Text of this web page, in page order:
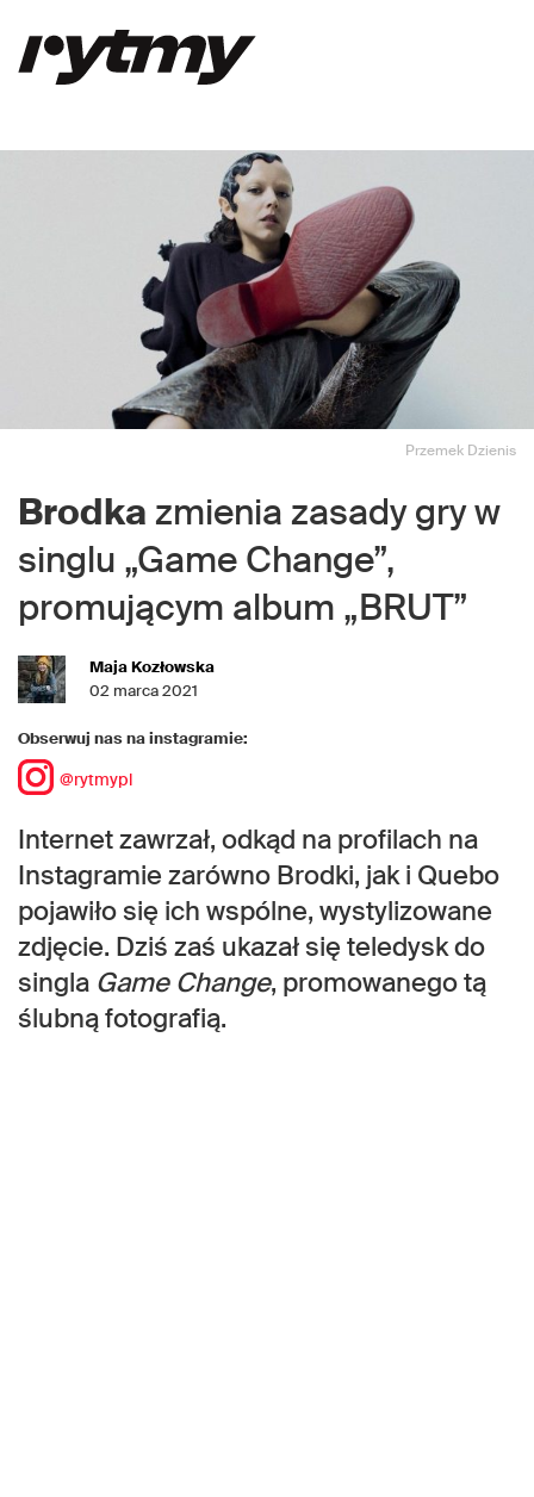
Przemek Dzienis
Brodka zmienia zasady gry w
singlu „Game Change”,
promującym album „BRUT”
Maja Kozłowska
02 marca 2021
Obserwuj nas na instagramie:
@rytmypl
Internet zawrzał, odkąd na profilach na
Instagramie zarówno Brodki, jak i Quebo
pojawiło się ich wspólne, wystylizowane
zdjęcie. Dziś zaś ukazał się teledysk do
singla Game Change, promowanego tą
ślubną fotografią.